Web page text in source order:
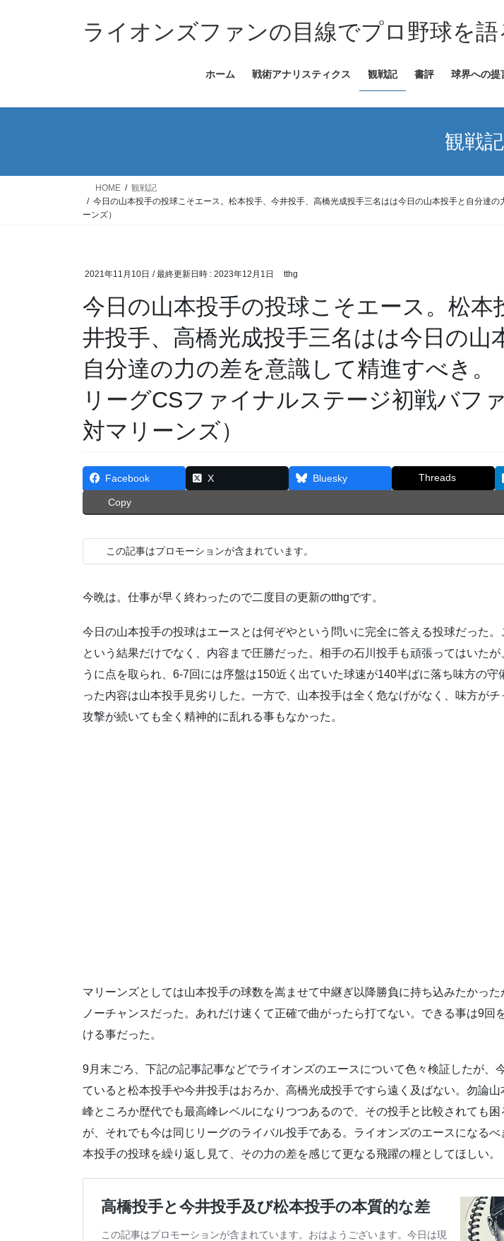
ス
ン
ライオンズファンの目線でプロ野球を
ホーム 戦術アナリスティクス 観戦記 書評 球界への提
観戦記
HOME
観戦記
今日の山本投手の投球こそエース。松本投手、今井投手、高橋光成投手三名はは今日の山本投手と自分達
ーンズ）
2021年11月10日 / 最終更新日時 : 2023年12月1日 tthg
今日の山本投手の投球こそエース。松本
井投手、高橋光成投手三名はは今日の山
自分達の力の差を意識して精進すべき。
リーグCSファイナルステージ初戦バフ
対マリーンズ）
Facebook X Bluesky Threads
Copy
この記事はプロモーションが含まれています。
今晩は。仕事が早く終わったので二度目の更新のtthgです。
今日の山本投手の投球はエースとは何ぞやという問いに完全に答える投球だった
という結果だけでなく、内容まで圧勝だった。相手の石川投手も頑張ってはいた
うに点を取られ、6-7回には序盤は150近く出ていた球速が140半ばに落ち味方の守
った内容は山本投手見劣りした。一方で、山本投手は全く危なげがなく、味方が
攻撃が続いても全く精神的に乱れる事もなかった。
マリーンズとしては山本投手の球数を嵩ませて中継ぎ以降勝負に持ち込みたかった
ノーチャンスだった。あれだけ速くて正確で曲がったら打てない。できる事は9回
ける事だった。
9月末ごろ、下記の記事記事などでライオンズのエースについて色々検証したが、
ていると松本投手や今井投手はおろか、高橋光成投手ですら遠く及ばない。勿論山
峰ところか歴代でも最高峰レベルになりつつあるので、その投手と比較されても困
が、それでも今は同じリーグのライバル投手である。ライオンズのエースになる
本投手の投球を繰り返し見て、その力の差を感じて更なる飛躍の糧としてほしい。